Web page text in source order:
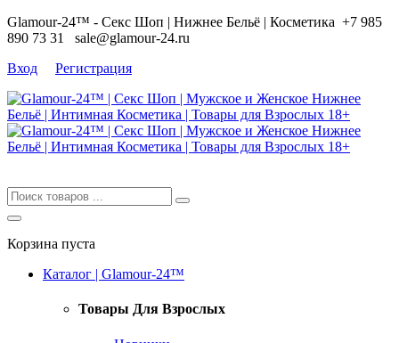
Glamour-24™ - Секс Шоп | Нижнее Бельё | Косметика +7 985
890 73 31 sale@glamour-24.ru
Вход
Регистрация
Корзина пуста
Каталог | Glamour-24™
Товары Для Взрослых